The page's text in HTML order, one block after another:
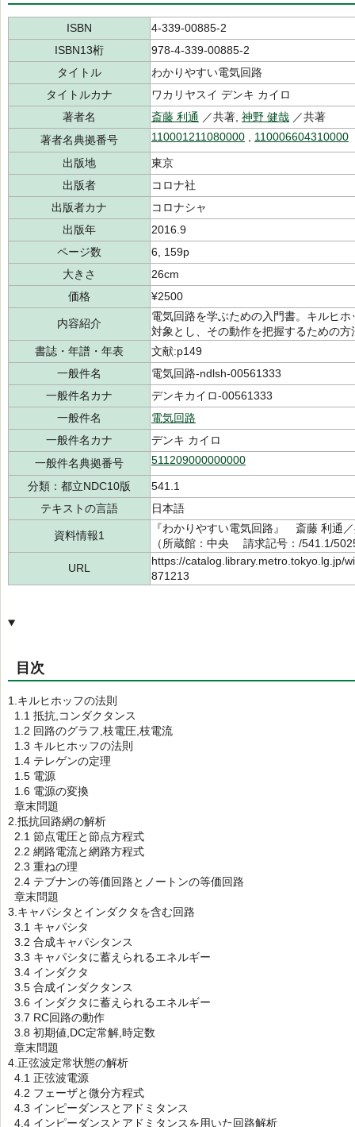
ISBN
4-339-00885-2
ISBN13桁
978-4-339-00885-2
タイトル
わかりやすい電気回路
タイトルカナ
ワカリヤスイ デンキ カイロ
著者名
斎藤 利通 ／共著, 神野 健哉 ／共著
著者名典拠番号
110001211080000 110006604310000
出版地
東京
出版者
コロナ社
出版者カナ
コロナシャ
出版年
2016.9
ページ数
6, 159p
大きさ
26cm
価格
¥2500
内容紹介
電気回路を学ぶための入門書。キルヒ
対象とし、その動作を把握するための
書誌・年譜・年表
文献:p149
一般件名
電気回路-ndlsh-00561333
一般件名カナ
デンキカイロ-00561333
一般件名
電気回路
一般件名カナ
デンキ カイロ
一般件名典拠番号
511209000000000
分類：都立NDC10版
541.1
テキストの言語
日本語
資料情報1
『わかりやすい電気回路』 斎藤 利
（所蔵館：中央 請求記号：/541.1/
URL
https://catalog.library.metro.tokyo.lg.jp/
871213
目次
1.キルヒホッフの法則
1.1 抵抗,コンダクタンス
1.2 回路のグラフ,枝電圧,枝電流
1.3 キルヒホッフの法則
1.4 テレゲンの定理
1.5 電源
1.6 電源の変換
章末問題
2.抵抗回路網の解析
2.1 節点電圧と節点方程式
2.2 網路電流と網路方程式
2.3 重ねの理
2.4 テブナンの等価回路とノートンの等価回路
章末問題
3.キャパシタとインダクタを含む回路
3.1 キャパシタ
3.2 合成キャパシタンス
3.3 キャパシタに蓄えられるエネルギー
3.4 インダクタ
3.5 合成インダクタンス
3.6 インダクタに蓄えられるエネルギー
3.7 RC回路の動作
3.8 初期値,DC定常解,時定数
章末問題
4.正弦波定常状態の解析
4.1 正弦波電源
4.2 フェーザと微分方程式
4.3 インピーダンスとアドミタンス
4.4 インピーダンスとアドミタンスを用いた回路解析